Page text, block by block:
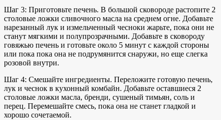
Шаг 3: Приготовьте печень. В большой сковороде растопите 2
столовые ложки сливочного масла на среднем огне. Добавьте
нарезанный лук и измельченный чесноки жарьте, пока они не
станут мягкими и полупрозрачными. Добавьте в сковороду
говяжью печень и готовьте около 5 минут с каждой стороны
или пока пока она не подрумянится снаружи, но еще слегка
розовой внутри.
Шаг 4: Смешайте ингредиенты. Переложите готовую печень,
лук и чеснок в кухонный комбайн. Добавьте оставшиеся 2
столовые ложки масла, бренди, сушеный тимьян, соль и
перец. Перемешайте смесь, пока она не станет гладкой и
хорошо сочетаемой.